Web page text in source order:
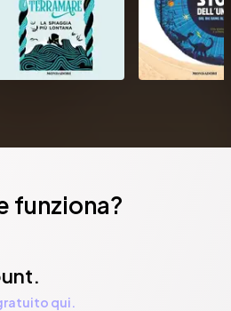
funziona?
qui.